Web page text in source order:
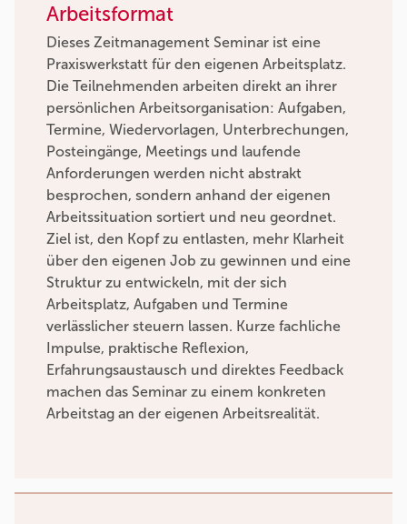
Arbeitsformat
Dieses Zeitmanagement Seminar ist eine
Praxiswerkstatt für den eigenen Arbeitsplatz.
Die Teilnehmenden arbeiten direkt an ihrer
persönlichen Arbeitsorganisation: Aufgaben,
Termine, Wiedervorlagen, Unterbrechungen,
Posteingänge, Meetings und laufende
Anforderungen werden nicht abstrakt
besprochen, sondern anhand der eigenen
Arbeitssituation sortiert und neu geordnet.
Ziel ist, den Kopf zu entlasten, mehr Klarheit
über den eigenen Job zu gewinnen und eine
Struktur zu entwickeln, mit der sich
Arbeitsplatz, Aufgaben und Termine
verlässlicher steuern lassen. Kurze fachliche
Impulse, praktische Reflexion,
Erfahrungsaustausch und direktes Feedback
machen das Seminar zu einem konkreten
Arbeitstag an der eigenen Arbeitsrealität.